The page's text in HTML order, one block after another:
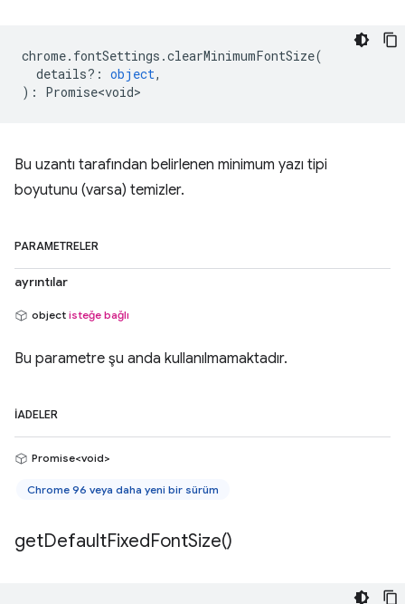
chrome. fontSettings .clearMinimumFontSize(
details? : object,
) : Promise<void>
Bu uzantı tarafından belirlenen minimum yazı tipi
boyutunu (varsa) temizler.
PARAMETRELER
ayrıntılar
object isteğe bağlı
Bu parametre şu anda kullanılmamaktadır.
İADELER
Promise<void>
Chrome 96 veya daha yeni bir sürüm
getDefaultFixedFontSize()